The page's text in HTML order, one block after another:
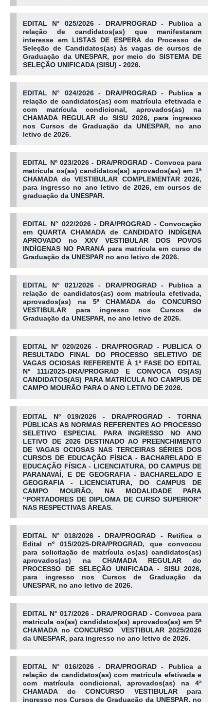
EDITAL N° 025/2026 - DRA/PROGRAD - Publica a
relação de candidatos(as) que manifestaram
interesse em LISTAS DE ESPERA do Processo de
Seleção de Candidatos(as) às vagas de cursos de
Graduação da UNESPAR, por meio do SISTEMA DE
SELEÇÃO UNIFICADA (SISU) - 2026.
EDITAL N° 024/2026 - DRA/PROGRAD - Publica a
relação de candidatos(as) com matrícula efetivada e
com matrícula condicional, aprovados(as) na
CHAMADA REGULAR do SISU 2026, para ingresso
nos Cursos de Graduação da UNESPAR, no ano
letivo de 2026.
EDITAL Nº 023/2026 - DRA/PROGRAD - Convoca para
matrícula os(as) candidatos(as) aprovados(as) em 1ª
CHAMADA do VESTIBULAR COMPLEMENTAR 2026,
para ingresso no ano letivo de 2026, em cursos de
graduação da UNESPAR.
EDITAL N° 022/2026 - DRA/PROGRAD - Convocação
em QUARTA CHAMADA de CANDIDATO INDÍGENA
APROVADO no XXV VESTIBULAR DOS POVOS
INDÍGENAS NO PARANÁ para matrícula em curso de
Graduação da UNESPAR no ano letivo de 2026.
EDITAL N° 021/2026 - DRA/PROGRAD - Publica a
relação de candidatos(as) com matrícula efetivada,
aprovados(as) na 5ª CHAMADA do CONCURSO
VESTIBULAR para ingresso nos Cursos de
Graduação da UNESPAR, no ano letivo de 2026.
EDITAL Nº 020/2026 - DRA/PROGRAD - PUBLICA O
RESULTADO FINAL DO PROCESSO SELETIVO DE
VAGAS OCIOSAS REFERENTE À 1ª FASE DO EDITAL
Nº 111/2025-DRA/PROGRAD E CONVOCA OS(AS)
CANDIDATOS(AS) PARA MATRÍCULA NO CAMPUS DE
CAMPO MOURÃO PARA O ANO LETIVO DE 2026.
EDITAL Nº 019/2026 - DRA/PROGRAD - TORNA
PÚBLICAS AS NORMAS REFERENTES AO PROCESSO
SELETIVO ESPECIAL PARA INGRESSO NO ANO
LETIVO DE 2026 DESTINADO AO PREENCHIMENTO
DE VAGAS OCIOSAS NAS TERCEIRAS SÉRIES DOS
CURSOS DE EDUCAÇÃO FÍSICA - BACHARELADO E
EDUCAÇÃO FÍSICA - LICENCIATURA, DO CAMPUS DE
PARANAVAÍ, E DE GEOGRAFIA - BACHARELADO E
GEOGRAFIA - LICENCIATURA, DO CAMPUS DE
CAMPO MOURÃO, NA MODALIDADE PARA
“PORTADORES DE DIPLOMA DE CURSO SUPERIOR”
NAS RESPECTIVAS ÁREAS.
EDITAL N° 018/2026 - DRA/PROGRAD - Retifica o
Edital nº 015/2025-DRA/PROGRAD, que convocou
para solicitação de matrícula os(as) candidatos(as)
aprovados(as) na CHAMADA REGULAR do
PROCESSO DE SELEÇÃO UNIFICADA - SISU 2026,
para ingresso nos Cursos de Graduação da
UNESPAR, no ano letivo de 2026.
EDITAL N° 017/2026 - DRA/PROGRAD - Convoca para
matrícula os(as) candidatos(as) aprovados(as) em 5ª
CHAMADA no CONCURSO VESTIBULAR 2025/2026
da UNESPAR, para ingresso no ano letivo de 2026.
EDITAL N° 016/2026 - DRA/PROGRAD - Publica a
relação de candidatos(as) com matrícula efetivada e
com matrícula condicional, aprovados(as) na 4ª
CHAMADA do CONCURSO VESTIBULAR para
ingresso nos Cursos de Graduação da UNESPAR, no